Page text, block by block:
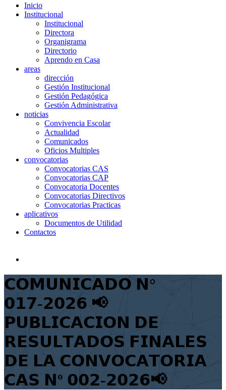
Inicio
Institucional
Institucional
Directora
Organigrama
Directorio
Aprendo en Casa
areas
dirección
Gestión Institucional
Gestión Pedagógica
Gestión Administrativa
noticias
Convivencia Escolar
Actualidad
Comunicados
Oficios Multiples
convocatorias
Convocatorias CAS
Convocatorias CAP
Convocatoria Docentes
Convocatorias Directivos
Convocatorias Practicas
aplicativos
Documentos de Utilidad
Contactos
𝗖𝗢𝗠𝗨𝗡𝗜𝗖𝗔𝗗𝗢 𝗡°
𝟬𝟭𝟳-𝟮𝟬𝟮𝟲 📢
𝗣𝗨𝗕𝗟𝗜𝗖𝗔𝗖𝗜𝗢𝗡 𝗗𝗘
𝗥𝗘𝗦𝗨𝗟𝗧𝗔𝗗𝗢𝗦 𝗙𝗜𝗡𝗔𝗟𝗘𝗦
𝗗𝗘 𝗟𝗔 𝗖𝗢𝗡𝗩𝗢𝗖𝗔𝗧𝗢𝗥𝗜𝗔
𝗖𝗔𝗦 𝗡º 𝟬𝟬𝟮-𝟮𝟬𝟮𝟲📢